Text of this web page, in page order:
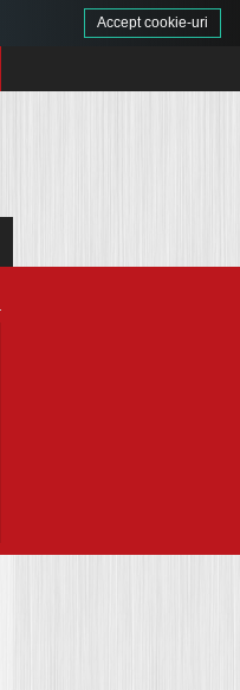
Accept cookie-uri